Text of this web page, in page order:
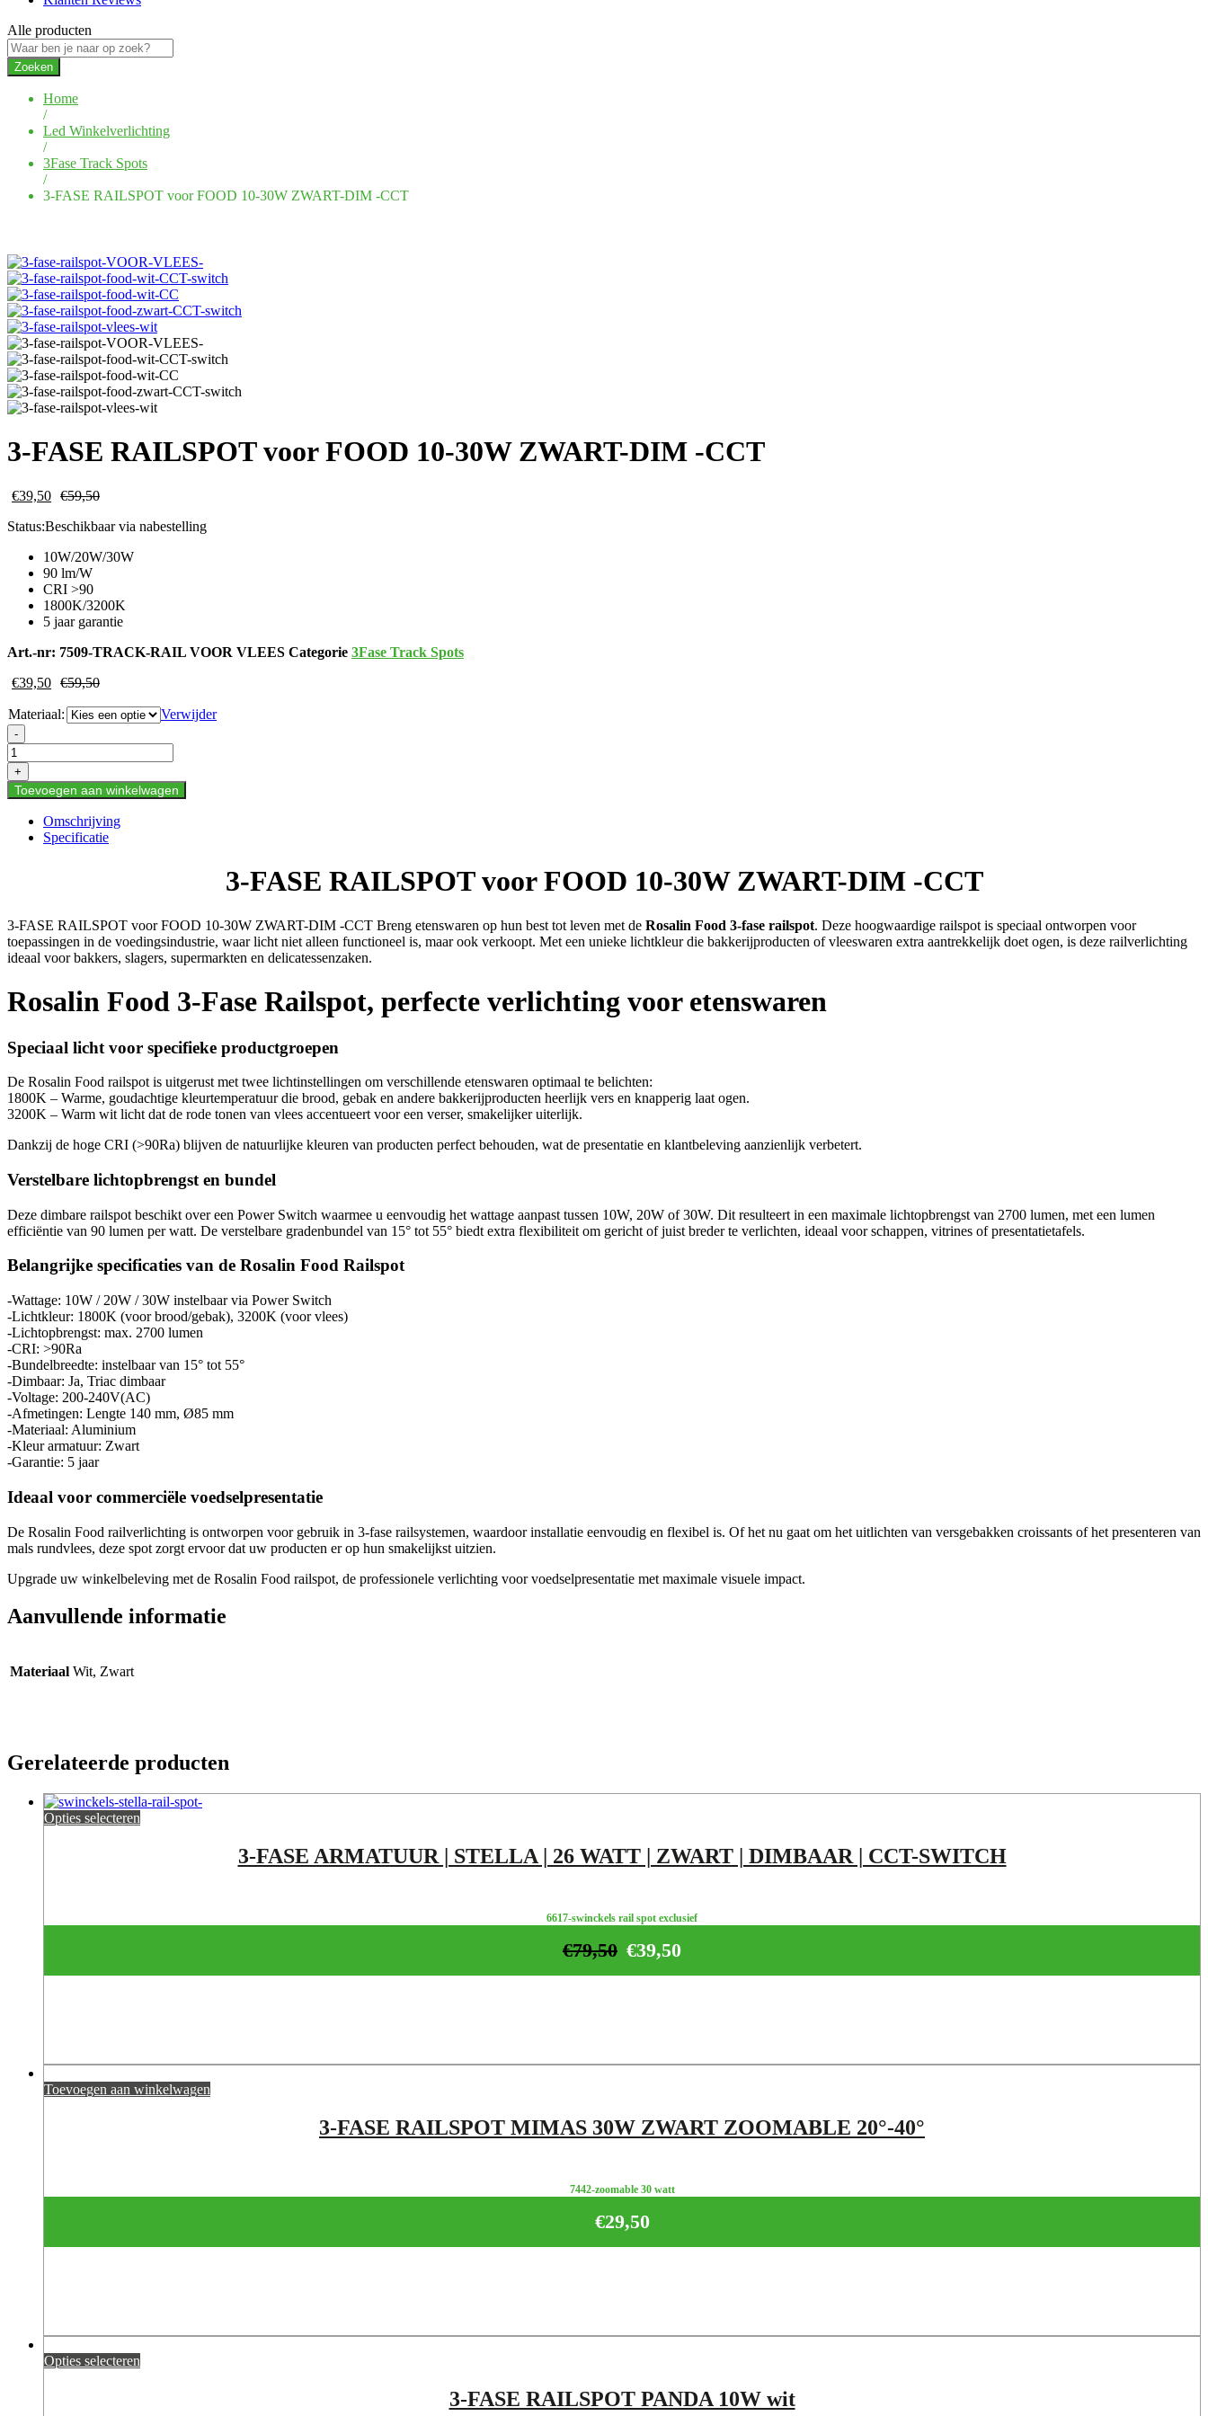
Alle producten
Zoeken
Home
/
Led Winkelverlichting
/
3Fase Track Spots
/
3-FASE RAILSPOT voor FOOD 10-30W ZWART-DIM -CCT
3-FASE RAILSPOT voor FOOD 10-30W ZWART-DIM -CCT
€39,50 €59,50
Status:Beschikbaar via nabestelling
10W/20W/30W
90 lm/W
CRI >90
1800K/3200K
5 jaar garantie
Art.-nr: 7509-TRACK-RAIL VOOR VLEES Categorie 3Fase Track Spots
€39,50 €59,50
Materiaal:
Verwijder
3-
FASE
RAILSPOT
voor
FOOD
30W
ZWART-
-
+
Toevoegen aan winkelwagen
Omschrijving
Specificatie
3-FASE RAILSPOT voor FOOD 10-30W ZWART-DIM -CCT
3-FASE RAILSPOT voor FOOD 10-30W ZWART-DIM -CCT Breng etenswaren op hun best tot leven met de Rosalin Food 3-fase railspot. Deze hoogwaardige railspot is speciaal ontworpen voor
toepassingen in de voedingsindustrie, waar licht niet alleen functioneel is, maar ook verkoopt. Met een unieke lichtkleur die bakkerijproducten of vleeswaren extra aantrekkelijk doet ogen, is deze railverlichting
ideaal voor bakkers, slagers, supermarkten en delicatessenzaken.
Rosalin Food 3-Fase Railspot, perfecte verlichting voor etenswaren
Speciaal licht voor specifieke productgroepen
De Rosalin Food railspot is uitgerust met twee lichtinstellingen om verschillende etenswaren optimaal te belichten:
1800K – Warme, goudachtige kleurtemperatuur die brood, gebak en andere bakkerijproducten heerlijk vers en knapperig laat ogen.
3200K – Warm wit licht dat de rode tonen van vlees accentueert voor een verser, smakelijker uiterlijk.
Dankzij de hoge CRI (>90Ra) blijven de natuurlijke kleuren van producten perfect behouden, wat de presentatie en klantbeleving aanzienlijk verbetert.
Verstelbare lichtopbrengst en bundel
Deze dimbare railspot beschikt over een Power Switch waarmee u eenvoudig het wattage aanpast tussen 10W, 20W of 30W. Dit resulteert in een maximale lichtopbrengst van 2700 lumen, met een lumen
efficiëntie van 90 lumen per watt. De verstelbare gradenbundel van 15° tot 55° biedt extra flexibiliteit om gericht of juist breder te verlichten, ideaal voor schappen, vitrines of presentatietafels.
Belangrijke specificaties van de Rosalin Food Railspot
-Wattage: 10W / 20W / 30W instelbaar via Power Switch
-Lichtkleur: 1800K (voor brood/gebak), 3200K (voor vlees)
-Lichtopbrengst: max. 2700 lumen
-CRI: >90Ra
-Bundelbreedte: instelbaar van 15° tot 55°
-Dimbaar: Ja, Triac dimbaar
-Voltage: 200-240V(AC)
-Afmetingen: Lengte 140 mm, Ø85 mm
-Materiaal: Aluminium
-Kleur armatuur: Zwart
-Garantie: 5 jaar
Ideaal voor commerciële voedselpresentatie
De Rosalin Food railverlichting is ontworpen voor gebruik in 3-fase railsystemen, waardoor installatie eenvoudig en flexibel is. Of het nu gaat om het uitlichten van versgebakken croissants of het presenteren van
mals rundvlees, deze spot zorgt ervoor dat uw producten er op hun smakelijkst uitzien.
Upgrade uw winkelbeleving met de Rosalin Food railspot, de professionele verlichting voor voedselpresentatie met maximale visuele impact.
Aanvullende informatie
Materiaal Wit, Zwart
Gerelateerde producten
Opties selecteren
3-FASE ARMATUUR | STELLA | 26 WATT | ZWART | DIMBAAR | CCT-SWITCH
6617-swinckels rail spot exclusief
€39,50
€79,50
Toevoegen aan winkelwagen
3-FASE RAILSPOT MIMAS 30W ZWART ZOOMABLE 20°-40°
7442-zoomable 30 watt
€29,50
Opties selecteren
3-FASE RAILSPOT PANDA 10W wit